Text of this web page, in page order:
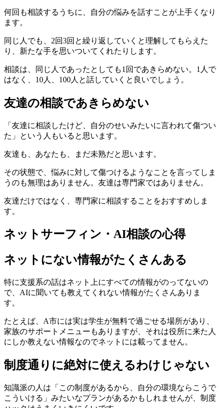
何回も相談するうちに、自分の悩みを話すことが上手くなり
ます。
同じ人でも、2回3回と繰り返していくと理解してもらえた
り、新たな手を思いついてくれたりします。
相談は、同じ人であったとしても1回であきらめない。1人で
はなく、10人、100人と話していくと良いでしょう。
友達の相談であきらめない
「友達に相談したけど、自分のせいみたいに言われて傷つい
た」という人もいると思います。
友達も、あなたも、まだ未熟だと思います。
その状態で、悩みに対して傷つけるようなことを言ってしま
うのも無理はありません。友達は専門家ではありません。
友達だけではなく、専門家に相談することをおすすめしま
す。
ネットサーフィン・AI相談の心得
ネットにない情報がたくさんある
特に支援系の話はネット上にすべての情報がのってないの
で、AIに聞いても教えてくれない情報がたくさんありま
す。
たとえば、A市には実は学生が無料で過ごせる場所があり、
家族のサポートメニューもありますが、それは役所に来た人
にしか教えない情報なのでネットには載ってません。
制度通りに絶対に使えるわけじゃない
知識派の人は「この制度があるから、自分の環境ならこうで
こういける」みたいなプランがあるかもしれませんが、制度